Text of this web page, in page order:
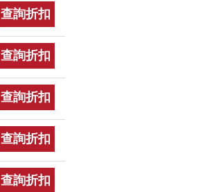
查詢折扣
查詢折扣
查詢折扣
查詢折扣
查詢折扣